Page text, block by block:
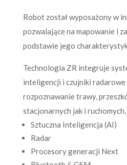
Robot został wyposażony w
pozwalające na mapowanie i
podstawie jego
Technologia ZR integruje
inteligencji i czujniki radarowe
rozpoznawanie trawy,
stacjonarnych jak i
Sztuczna Inteligencja (AI)
Radar
Procesory generacji Next